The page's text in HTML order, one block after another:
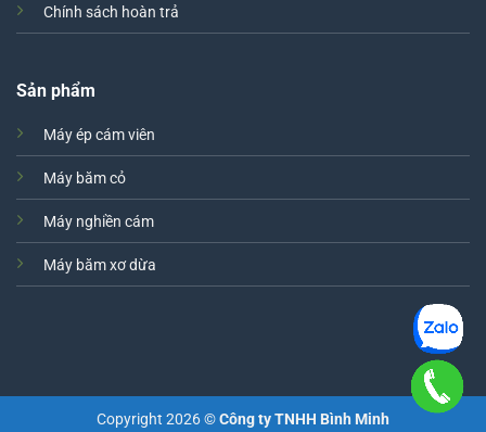
Chính sách hoàn trả
Sản phẩm
Máy ép cám viên
Máy băm cỏ
Máy nghiền cám
Máy băm xơ dừa
Copyright 2026 ©Công ty TNHH Bình Minh